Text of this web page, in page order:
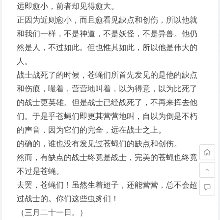
远即愈小，前者却见得愈大。
正因为近则愈小，而且愈看见缺点和创伤，所以他就
和我们一样，不是神道，不是妖怪，不是异兽。他仍
然是人，不过如此。但也惟其如此，所以他是伟大的
人。
战士战死了的时候，苍蝇们所首先发见的是他的缺点
和伤痕，嘬着，营营地叫着，以为得意，以为比死了
的战士更英雄。但是战士已经战死了，不再来挥去他
们。于是乎苍蝇们即更其营营地叫，自以为倒是不朽
的声音，因为它们的完全，远在战士之上。
的确的，谁也没有发见过苍蝇们的缺点和创伤。
然而，有缺点的战士终竟是战士，完美的苍蝇也终竟
不过是苍蝇。
去罢，苍蝇们！虽然生着翅子，还能营营，总不会超
过战士的。你们这些虫豸们！
（三月二十一日。）